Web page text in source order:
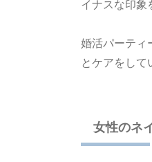
イナスな印象
婚活パーティ
とケアをして
女性のネ